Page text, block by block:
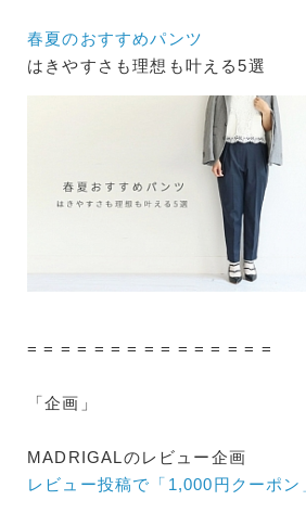
春夏のおすすめパンツ
はきやすさも理想も叶える5選
= = = = = = = = = = = = = = =
「企画」
MADRIGALのレビュー企画
レビュー投稿で「1,000円クーポン